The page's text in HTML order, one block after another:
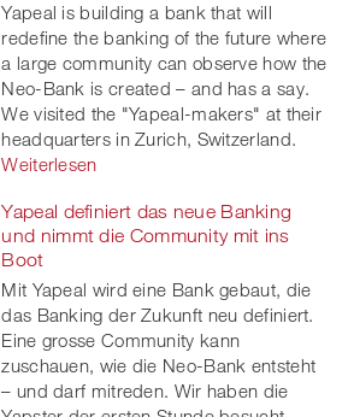
Yapeal is building a bank that will
redefine the banking of the future where
a large community can observe how the
Neo-Bank is created – and has a say.
We visited the "Yapeal-makers" at their
headquarters in Zurich, Switzerland.
Weiterlesen
Yapeal definiert das neue Banking
und nimmt die Community mit ins
Boot
Mit Yapeal wird eine Bank gebaut, die
das Banking der Zukunft neu definiert.
Eine grosse Community kann
zuschauen, wie die Neo-Bank entsteht
– und darf mitreden. Wir haben die